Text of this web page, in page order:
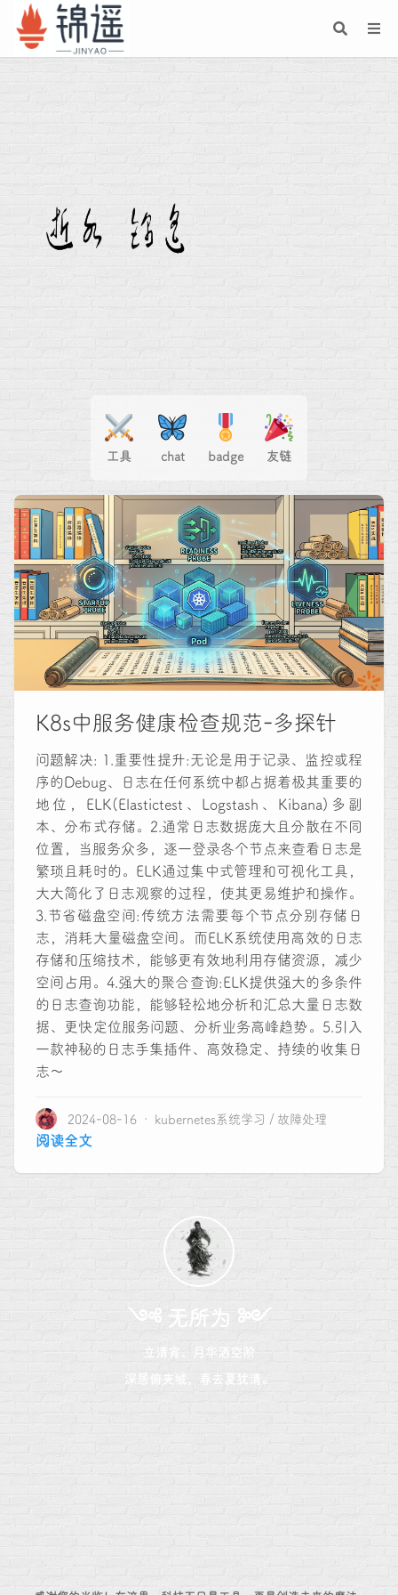
工具 chat badge 友链
K8s中服务健康检查规范-多探针
问题解决: 1.重要性提升:无论是用于记录、监控或程
序的Debug、日志在任何系统中都占据着极其重要的
地位，ELK(Elastictest、Logstash、Kibana)多副
本、分布式存储。2.通常日志数据庞大且分散在不同
位置，当服务众多，逐一登录各个节点来查看日志是
繁琐且耗时的。ELK通过集中式管理和可视化工具，
大大简化了日志观察的过程，使其更易维护和操作。
3.节省磁盘空间:传统方法需要每个节点分别存储日
志，消耗大量磁盘空间。而ELK系统使用高效的日志
存储和压缩技术，能够更有效地利用存储资源，减少
空间占用。4.强大的聚合查询:ELK提供强大的多条件
的日志查询功能，能够轻松地分析和汇总大量日志数
据、更快定位服务问题、分析业务高峰趋势。5.引入
一款神秘的日志手集插件、高效稳定、持续的收集日
志～
2024-08-16 kubernetes系统学习 故障处理
阅读全文
༺ 无所为 ༻
立清宵、月华洒空阶
深居俯夹城，春去夏犹清。